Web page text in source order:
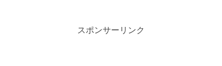
スポンサーリンク